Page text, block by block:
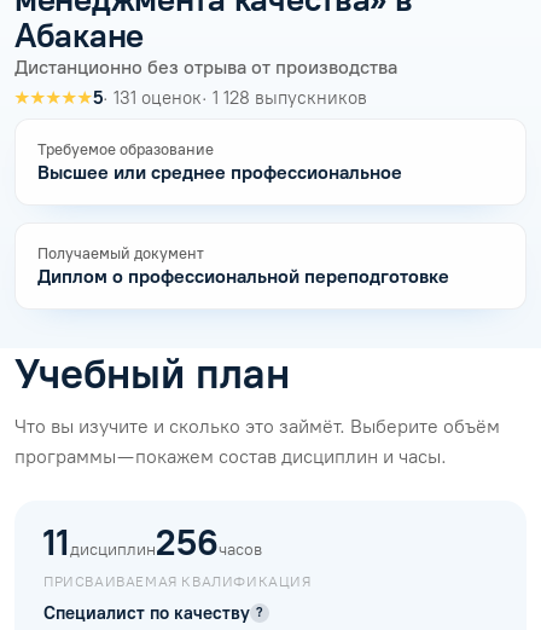
Абакане
Дистанционно без отрыва от производства
★★★★★5· 131 оценок· 1 128 выпускников
Требуемое образование
Высшее или среднее профессиональное
Получаемый документ
Диплом о профессиональной переподготовке
Учебный план
Что вы изучите и сколько это займёт. Выберите объём
программы — покажем состав дисциплин и часы.
11дисциплин256часов
ПРИСВАИВАЕМАЯ КВАЛИФИКАЦИЯ
Специалист по качеству ?